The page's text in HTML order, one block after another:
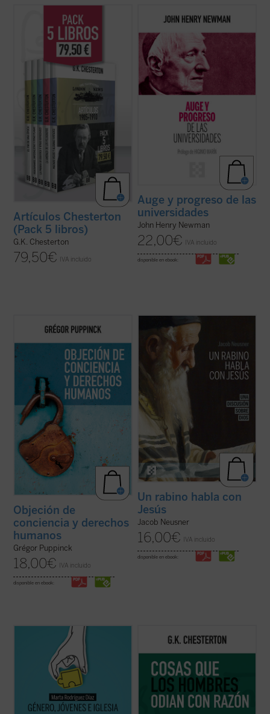
G.K. Chesterton fue uno de los escritores
más importantes del siglo XX. Publicó una
extensa colección de libros, ensayos y
artículos, poemas, obras de teatro, novelas
y cuentos que incluyen su famosa serie
sobre el padre Brown. Se consideraba, ...
Artículos Chesterton
(Pack 5 libros)
G.K. Chesterton
79,50€ IVA incluido
Hábilmente escrito y muy diáfano, el libro
presenta, acompañado de las notas de los
una invitación a la reflexión sobre el ser y
misión de la universidad que no olvide las
raíces que la sustentan.... (ver ficha)
Auge y progreso de las
universidades
John Henry Newman
22,00€ IVA incluido
disponible en ebook:
El derecho a la objeción de conciencia se
invoca cada vez más, ya se trate de la
la negativa a vacunarse o de cualquier otra
práctica que choque contra las
convicciones de algunas personas. Este
Objeción de
conciencia y derechos
humanos
Grégor Puppinck
18,00€ IVA incluido
disponible en ebook:
Imagínate transportado dos mil años atrás,
a Galilea, justo en el momento en que Jesús
pronuncia su Sermón de la Montaña.
Después de escucharle, ¿abandonarías tus
convicciones religiosas y tu ideología para
seguirle, o te aferrarías a ...
(ver ficha)
Un rabino habla con
Jesús
Jacob Neusner
16,00€ IVA incluido
disponible en ebook:
Alrededor del género se ha abierto una
enorme brecha que separa a padres e
hijos, nietos y abuelos. No hay quien se
entienda y se escuche. En las familias es
motivo de disputa, los hijos no se sienten
acogidos y los padres se frustran ante
(ver ficha)
Coincidiendo ahora con el 150 aniversario
del nacimiento de su autor, este sexto
sufragistas, la prensa, otros temas
habituales y nombres tan representativos
(ver ficha)